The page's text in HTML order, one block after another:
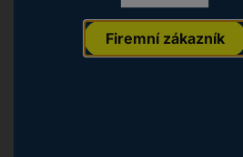
Firemní zákazník
Chyba 404 -